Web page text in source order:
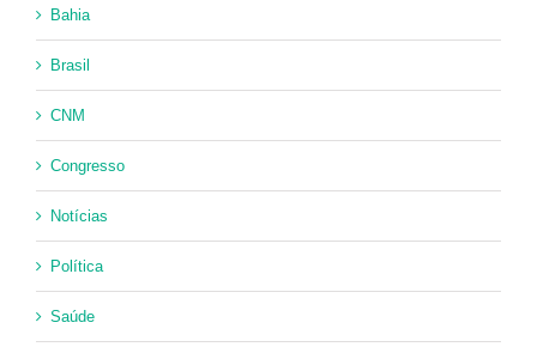
Bahia
Brasil
CNM
Congresso
Notícias
Política
Saúde